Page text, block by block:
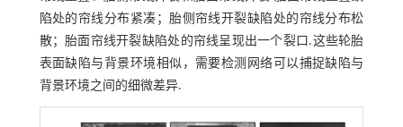
陷处的帘线分布紧凑；胎侧帘线开裂缺陷处的帘线分布松
散；胎面帘线开裂缺陷处的帘线呈现出一个裂口.这些轮胎
表面缺陷与背景环境相似，需要检测网络可以捕捉缺陷与
背景环境之间的细微差异.